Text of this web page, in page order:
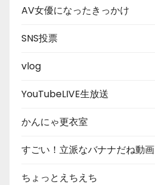
AV女優になったきっかけ
SNS投票
vlog
YouTubeLIVE生放送
かんにゃ更衣室
すごい！立派なバナナだね動画
ちょっとえちえち